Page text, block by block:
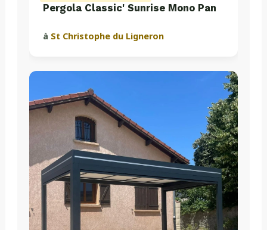
Pergola Classic' Sunrise Mono Pan
à St Christophe du Ligneron